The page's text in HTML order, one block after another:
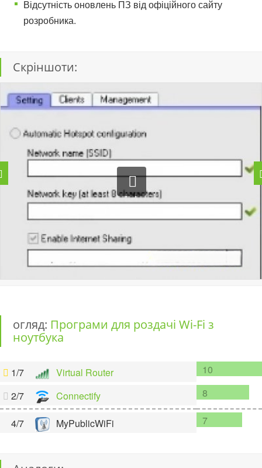
Відсутність оновлень ПЗ від офіційного сайту
розробника.
Скріншоти:
огляд: Програми для роздачі Wi-Fi з
ноутбука
1/7
Virtual Router
2/7
Connectify
4/7 MyPublicWiFi
10
8
7